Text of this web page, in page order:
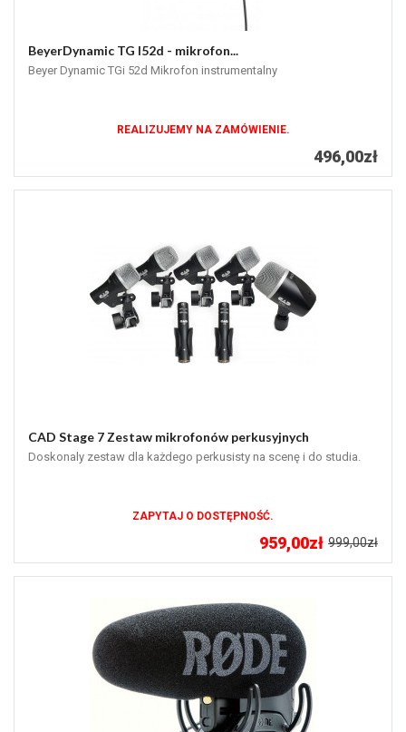
BeyerDynamic TG I52d - mikrofon...
Beyer Dynamic TGi 52d Mikrofon instrumentalny
REALIZUJEMY NA ZAMÓWIENIE.
496,00zł
CAD Stage 7 Zestaw mikrofonów perkusyjnych
Doskonaly zestaw dla każdego perkusisty na scenę i do studia.
ZAPYTAJ O DOSTĘPNOŚĆ.
999,00zł
959,00zł